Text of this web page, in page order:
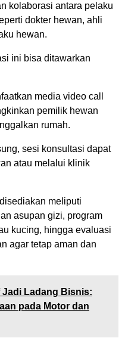
kolaborasi antara pelaku
dokter hewan, ahli
hewan.
ini bisa ditawarkan
media video call
pemilik hewan
rumah.
sesi konsultasi dapat
atau melalui klinik
meliputi
asupan gizi, program
kucing, hingga evaluasi
agar tetap aman dan
Jadi Ladang Bisnis:
pada Motor dan